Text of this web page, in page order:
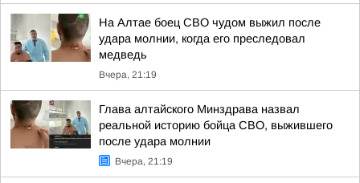
На Алтае боец СВО чудом выжил после
удара молнии, когда его преследовал
медведь
Вчера, 21:19
Глава алтайского Минздрава назвал
реальной историю бойца СВО, выжившего
после удара молнии
Вчера, 21:19